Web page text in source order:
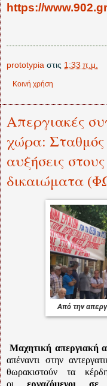
https://
prototypia στις 1:33 π.μ.
Κοινή χρήση
Απεργιακές
χώρα:
αυξήσεις
δικαιώματα
Από την
Μαχητική απεργιακή
απέναντι στην
θωρακιστούν τα